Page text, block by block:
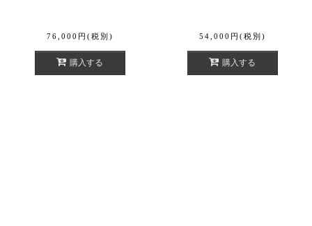
76,000 円 (税別)
購入する
54,000 円 (税別)
購入する